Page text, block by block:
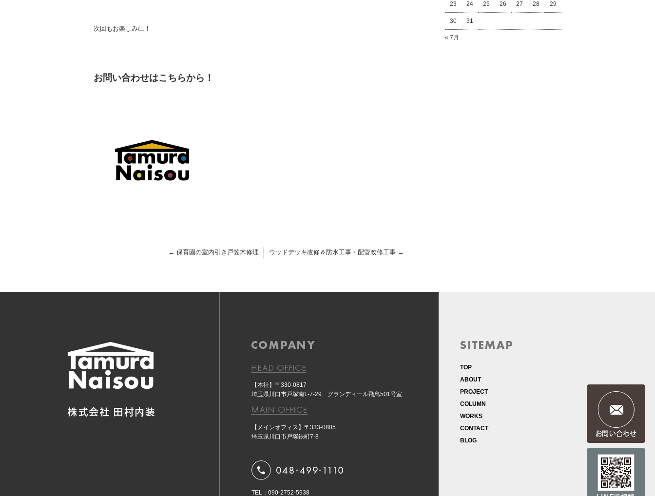
次回もお楽しみに！
お問い合わせはこちらから！
← 保育園の室内引き戸笠木修理 ウッドデッキ改修＆防水工事・配管改修工事 →
« 7月
23 24 25 26 27 28 29
30 31
TOP
ABOUT
PROJECT
COLUMN
WORKS
CONTACT
BLOG
【本社】〒330-0817
埼玉県川口市戸塚南1-7-29 グランディール飛鳥501号室
【メインオフィス】〒333-0805
埼玉県川口市戸塚鋏町7-8
TEL：090-2752-5938